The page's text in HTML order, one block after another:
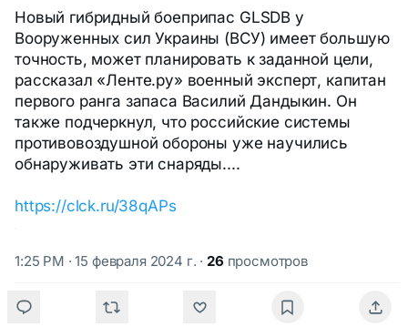
Новый гибридный боеприпас GLSDB у
Вооруженных сил Украины (ВСУ) имеет большую
точность, может планировать к заданной цели,
рассказал «Ленте.ру» военный эксперт, капитан
первого ранга запаса Василий Дандыкин. Он
также подчеркнул, что российские системы
противовоздушной обороны уже научились
обнаруживать эти снаряды....
https://clck.ru/38qAPs
1:25 PM · 15 февраля 2024 г. · 26 просмотров